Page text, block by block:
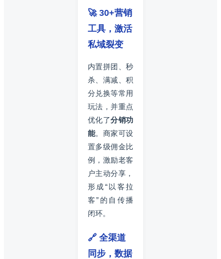
🚀 30+营销
工具，激活
私域裂变
内置拼团、秒
杀、满减、积
分兑换等常用
玩法，并重点
优化了分销功
能。商家可设
置多级佣金比
例，激励老客
户主动分享，
形成“以客拉
客”的自传播
闭环。
🔗 全渠道
同步，数据